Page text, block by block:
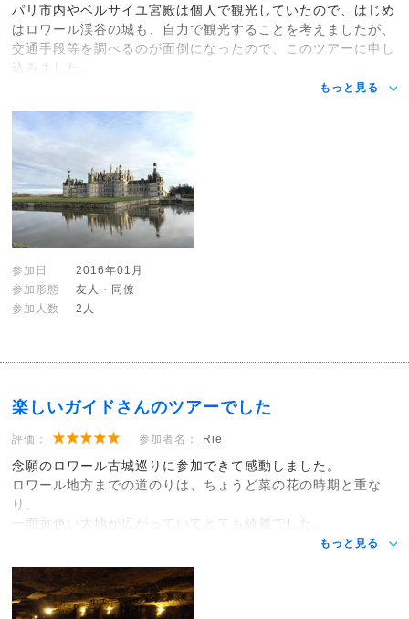
パリ市内やベルサイユ宮殿は個人で観光していたので、はじめ
はロワール渓谷の城も、自力で観光することを考えましたが、
交通手段等を調べるのが面倒になったので、このツアーに申し
込みました。
もっと見る
参加日
2016年01月
参加形態
友人・同僚
参加人数
2人
楽しいガイドさんのツアーでした
評価： 参加者名： Rie
念願のロワール古城巡りに参加できて感動しました。
ロワール地方までの道のりは、ちょうど菜の花の時期と重な
り、
一面黄色い大地が広がっていてとても綺麗でした。
もっと見る